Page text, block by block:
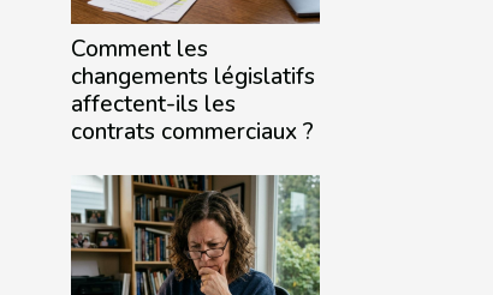
Comment les
changements législatifs
affectent-ils les
contrats commerciaux ?